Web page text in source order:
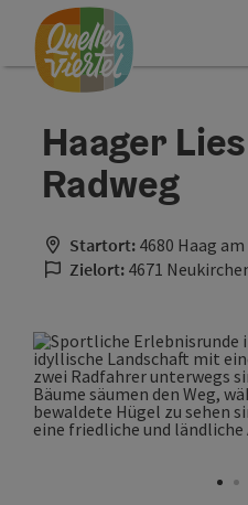
Zum Inhalt
Zur Navigation
Zum Seitenanfang
Haager
Radweg
Startort: 4680 Haag
Zielort: 4671